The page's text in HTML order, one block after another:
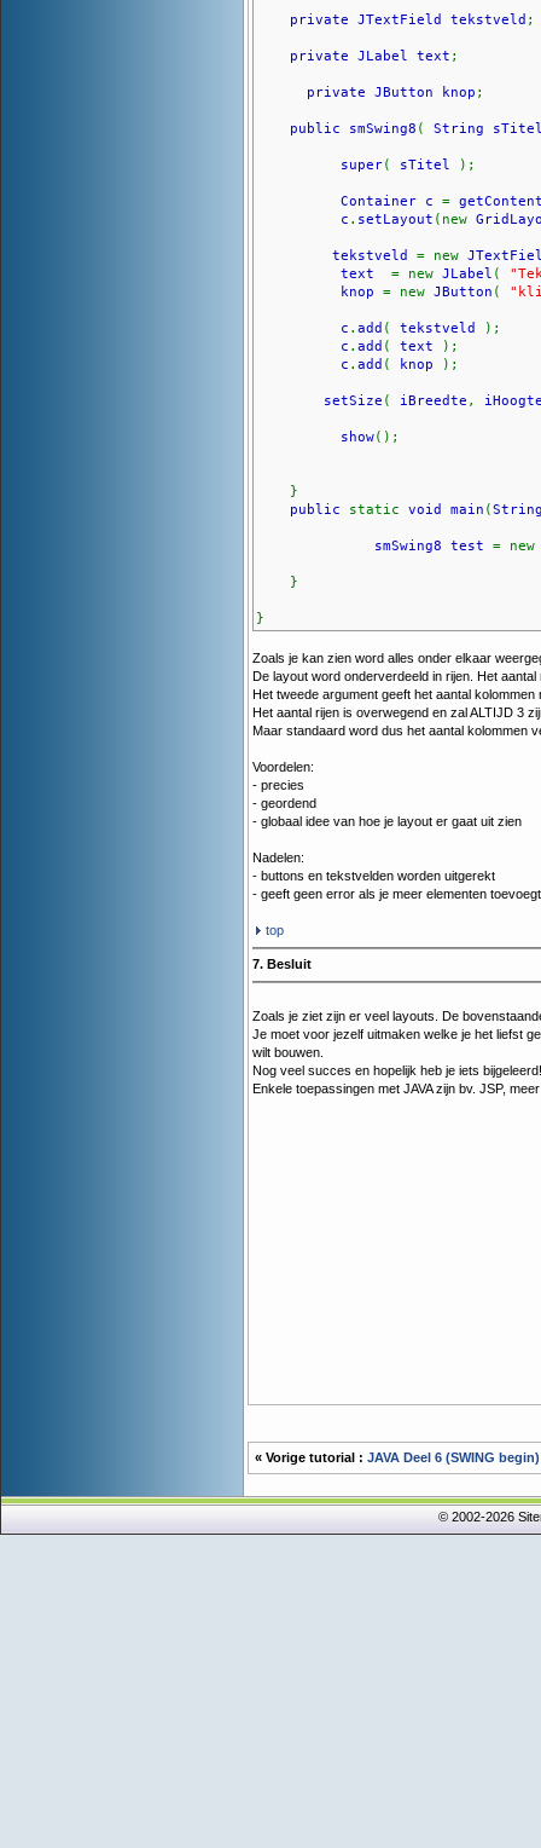
private JTextField tekstveld ;
private JLabel text ;
private JButton knop ;
public smSwing8 ( String
super( sTitel );
Container c =
c . setLayout (new
tekstveld = new
text = new JLabel (
knop = new JButton (
c . add ( tekstveld
);
c . add ( text
);
c . add ( knop );
setSize ( iBreedte ,
show();
}
public static void main (
smSwing8 test =
}
}
Zoals je kan zien word alles onder elkaar
De layout word onderverdeeld in rijen. Het
Het tweede argument geeft het aantal kolommen
Het aantal rijen is overwegend en zal ALTIJD 3
Maar standaard word dus het aantal kolommen
Voordelen:
- precies
- geordend
- globaal idee van hoe je layout er gaat uit zien
Nadelen:
- buttons en tekstvelden worden uitgerekt
- geeft geen error als je meer elementen
top
7. Besluit
Zoals je ziet zijn er veel layouts. De
Je moet voor jezelf uitmaken welke je het liefst
wilt bouwen.
Nog veel succes en hopelijk heb je iets bijgeleerd!
Enkele toepassingen met JAVA zijn bv. JSP,
« Vorige tutorial : JAVA Deel 6 (SWING begin)
© 2002-2026